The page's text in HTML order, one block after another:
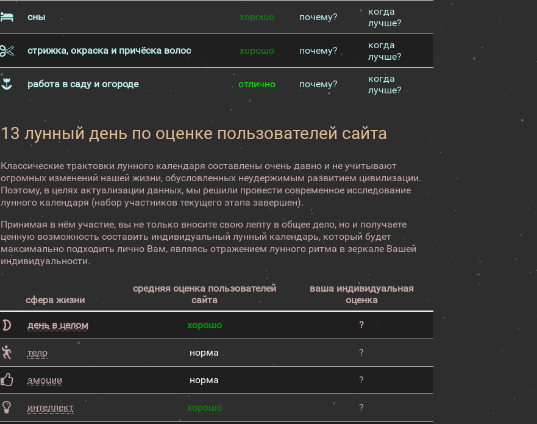
сны хорошо почему?
когда
лучше?
стрижка, окраска и причёска волос хорошо почему?
когда
лучше?
работа в саду и огороде отлично почему?
когда
лучше?
13 лунный день по оценке пользователей сайта
Классические трактовки лунного календаря составлены очень давно и не учитывают
огромных изменений нашей жизни, обусловленных неудержимым развитием цивилизации.
Поэтому, в целях актуализации данных, мы решили провести современное исследование
лунного календаря (набор участников текущего этапа завершен).
Принимая в нём участие, вы не только вносите свою лепту в общее дело, но и получаете
ценную возможность составить индивидуальный лунный календарь, который будет
максимально подходить лично Вам, являясь отражением лунного ритма в зеркале Вашей
индивидуальности.
сфера жизни
средняя оценка пользователей
сайта
ваша индивидуальная
оценка
день в целом хорошо ?
тело норма ?
эмоции норма ?
интеллект хорошо ?